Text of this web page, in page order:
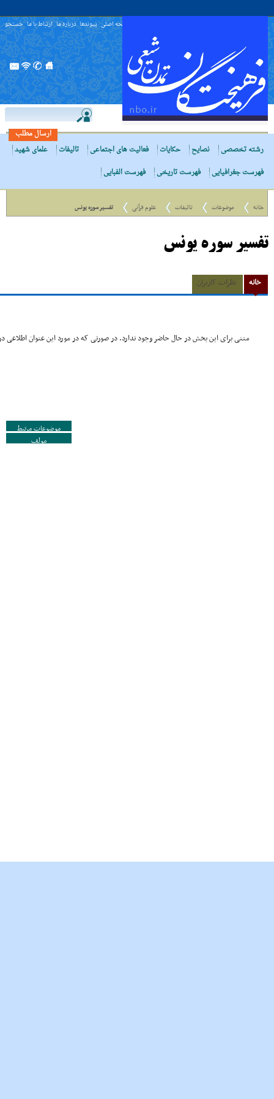
صفحه اصلی پیوندها درباره ما ارتباط با ما جستجو
ارسال مطلب
رشته تخصصی
نصایح حکایات فعالیت های اجتماعی تالیفات
علمای شهید
فهرست جغرافیایی
فهرست تاریخی فهرست الفبایی
خانه موضوعات تالیفات علوم قرآنی تفسیر سوره یونس
تفسیر سوره یونس
خانه نظرات کاربران
متنی برای این بخش در حال حاضر وجود ندارد. در صورتی که در مورد این عنوان اطلاعی
موضوعات مرتبط
مولف